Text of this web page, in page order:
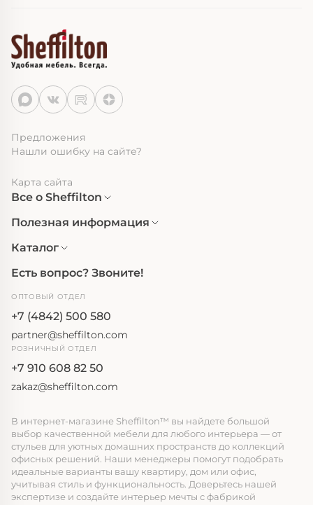
Предложения
Нашли ошибку на сайте?
Карта сайта
Все о Sheffilton
Полезная информация
Каталог
Есть вопрос? Звоните!
ОПТОВЫЙ ОТДЕЛ
+7 (4842) 500 580
partner@sheffilton.com
РОЗНИЧНЫЙ ОТДЕЛ
+7 910 608 82 50
zakaz@sheffilton.com
В интернет-магазине Sheffilton™ вы найдете большой
выбор качественной мебели для любого интерьера — от
стульев для уютных домашних пространств до коллекций
офисных решений. Наши менеджеры помогут подобрать
идеальные варианты вашу квартиру, дом или офис,
учитывая стиль и функциональность. Доверьтесь нашей
экспертизе и создайте интерьер мечты с фабрикой